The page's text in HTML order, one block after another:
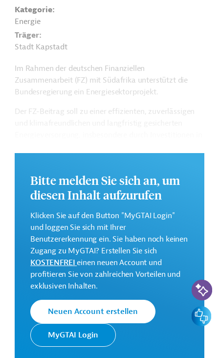
Kategorie
Energie
Träger
Stadt Kapstadt
Im Rahmen der deutschen Finanziellen
Zusammenarbeit (FZ) mit Südafrika unterstützt die
Bundesregierung ein Energiesektorprojekt.
Der FZ-Beitrag soll zu einer effizienten, zuverlässigen
Im Rahmen des Vorhabens soll die
Stromübertragungssicherheit verbessert und
technischen Netzverluste verringert sowie ein Modell
für eine gendersensitive Gestaltung von öffentlichen
Beleuchtungsprojekten in informellen Siedlungen
entwickelt werden.
Das Entwicklungsprojekt soll von 2024 bis 2028
durchgeführt werden.
GTAI informiert über dieKfW: Schwerpunkte,
Regularien und praktische Hinweise zur
Geschäftsanbahnung.
Kontaktadressen
Bitte melden Sie sich an, um
diesen Inhalt aufzurufen
Klicken Sie auf den Button "MyGTAI Login"
und loggen Sie sich mit Ihrer
Benutzererkennung ein. Sie haben noch keinen
Zugang zu MyGTAI? Erstellen Sie sich
KOSTENFREIeinen neuen Account und
profitieren Sie von zahlreichen Vorteilen und
exklusiven Inhalten.
Neuen Account erstellen
MyGTAI Login
KI-